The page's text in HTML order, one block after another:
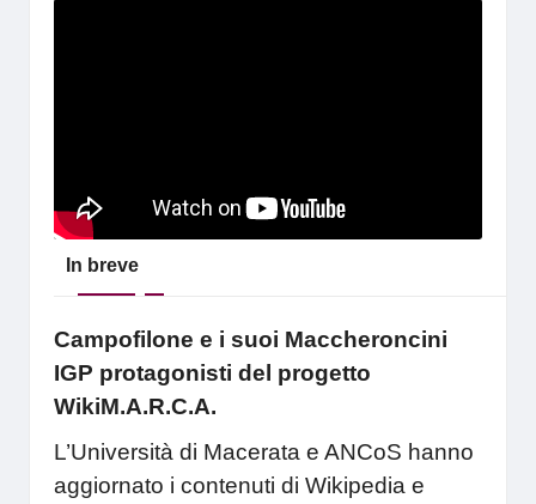
In breve
Campofilone e i suoi Maccheroncini
IGP protagonisti del progetto
WikiM.A.R.C.A.
L’Università di Macerata e ANCoS hanno
aggiornato i contenuti di Wikipedia e